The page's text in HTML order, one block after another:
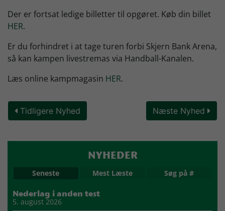
Der er fortsat ledige billetter til opgøret. Køb din billet
HER.
Er du forhindret i at tage turen forbi Skjern Bank Arena,
så kan kampen livestremas via Handball-Kanalen.
Læs online kampmagasin HER.
Tidligere Nyhed Næste Nyhed
NYHEDER
Seneste Mest Læste Søg på #
Nederlag i anden test
5. august 2026